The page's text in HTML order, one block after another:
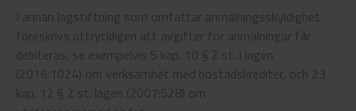
I annan lagstiftning som omfattar anmälningsskyldighet
föreskrivs uttryckligen att avgifter för anmälningar får
debiteras, se exempelvis 5 kap. 10 § 2 st. i lagen
(2016:1024) om verksamhet med bostadskrediter, och 23
kap. 12 § 2 st. lagen (2007:528) om